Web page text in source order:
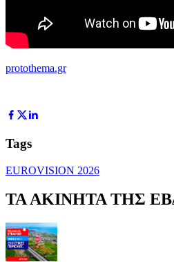
protothema.gr
Tags
EUROVISION 2026
ΤΑ ΑΚΙΝΗΤΑ ΤΗΣ